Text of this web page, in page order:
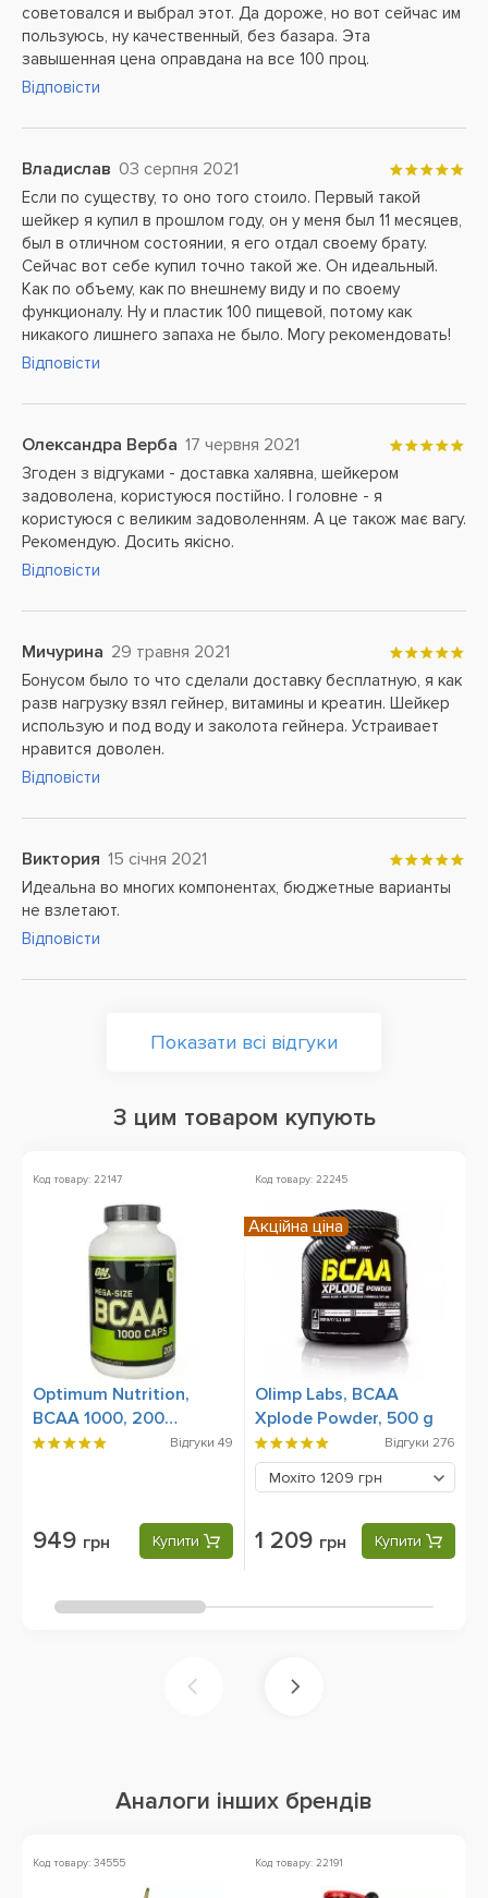
советовался и выбрал этот. Да дороже, но вот сейчас им
пользуюсь, ну качественный, без базара. Эта
завышенная цена оправдана на все 100 проц.
Відповісти
Владислав 03 серпня 2021
Если по существу, то оно того стоило. Первый такой
шейкер я купил в прошлом году, он у меня был 11 месяцев,
был в отличном состоянии, я его отдал своему брату.
Сейчас вот себе купил точно такой же. Он идеальный.
Как по объему, как по внешнему виду и по своему
функционалу. Ну и пластик 100 пищевой, потому как
никакого лишнего запаха не было. Могу рекомендовать!
Відповісти
Олександра Верба 17 червня 2021
Згоден з відгуками - доставка халявна, шейкером
задоволена, користуюся постійно. І головне - я
користуюся с великим задоволенням. А це також має вагу.
Рекомендую. Досить якісно.
Відповісти
Мичурина 29 травня 2021
Бонусом было то что сделали доставку бесплатную, я как
разв нагрузку взял гейнер, витамины и креатин. Шейкер
использую и под воду и заколота гейнера. Устраивает
нравится доволен.
Відповісти
Виктория 15 січня 2021
Идеальна во многих компонентах, бюджетные варианты
не взлетают.
Відповісти
Показати всі відгуки
З цим товаром купують
Код товару: 22147
Optimum Nutrition,
BCAA 1000, 200
Capsules
Відгуки 49
949 грн Купити
Код товару: 22245
Olimp Labs, BCAA
Xplode Powder, 500 g
Відгуки 276
Мохіто 1209 грн
1 209 грн Купити
Акційна ціна
Аналоги інших брендів
Код товару: 34555 Код товару: 22191